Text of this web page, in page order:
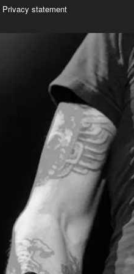
Privacy statement